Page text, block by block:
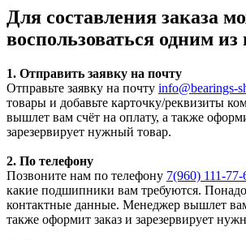
Для составления заказа
воспользоваться одним из
1. Отправить заявку на почту
Отправьте заявку на почту info@bearings-
товары и добавьте карточку/реквизиты
вышлет вам счёт на оплату, а также
зарезервирует нужный товар.
2. По телефону
Позвоните нам по телефону 7(960) 111-77-
какие подшипники вам требуются.
контактные данные. Менеджер вышлет
также оформит заказ и зарезервирует